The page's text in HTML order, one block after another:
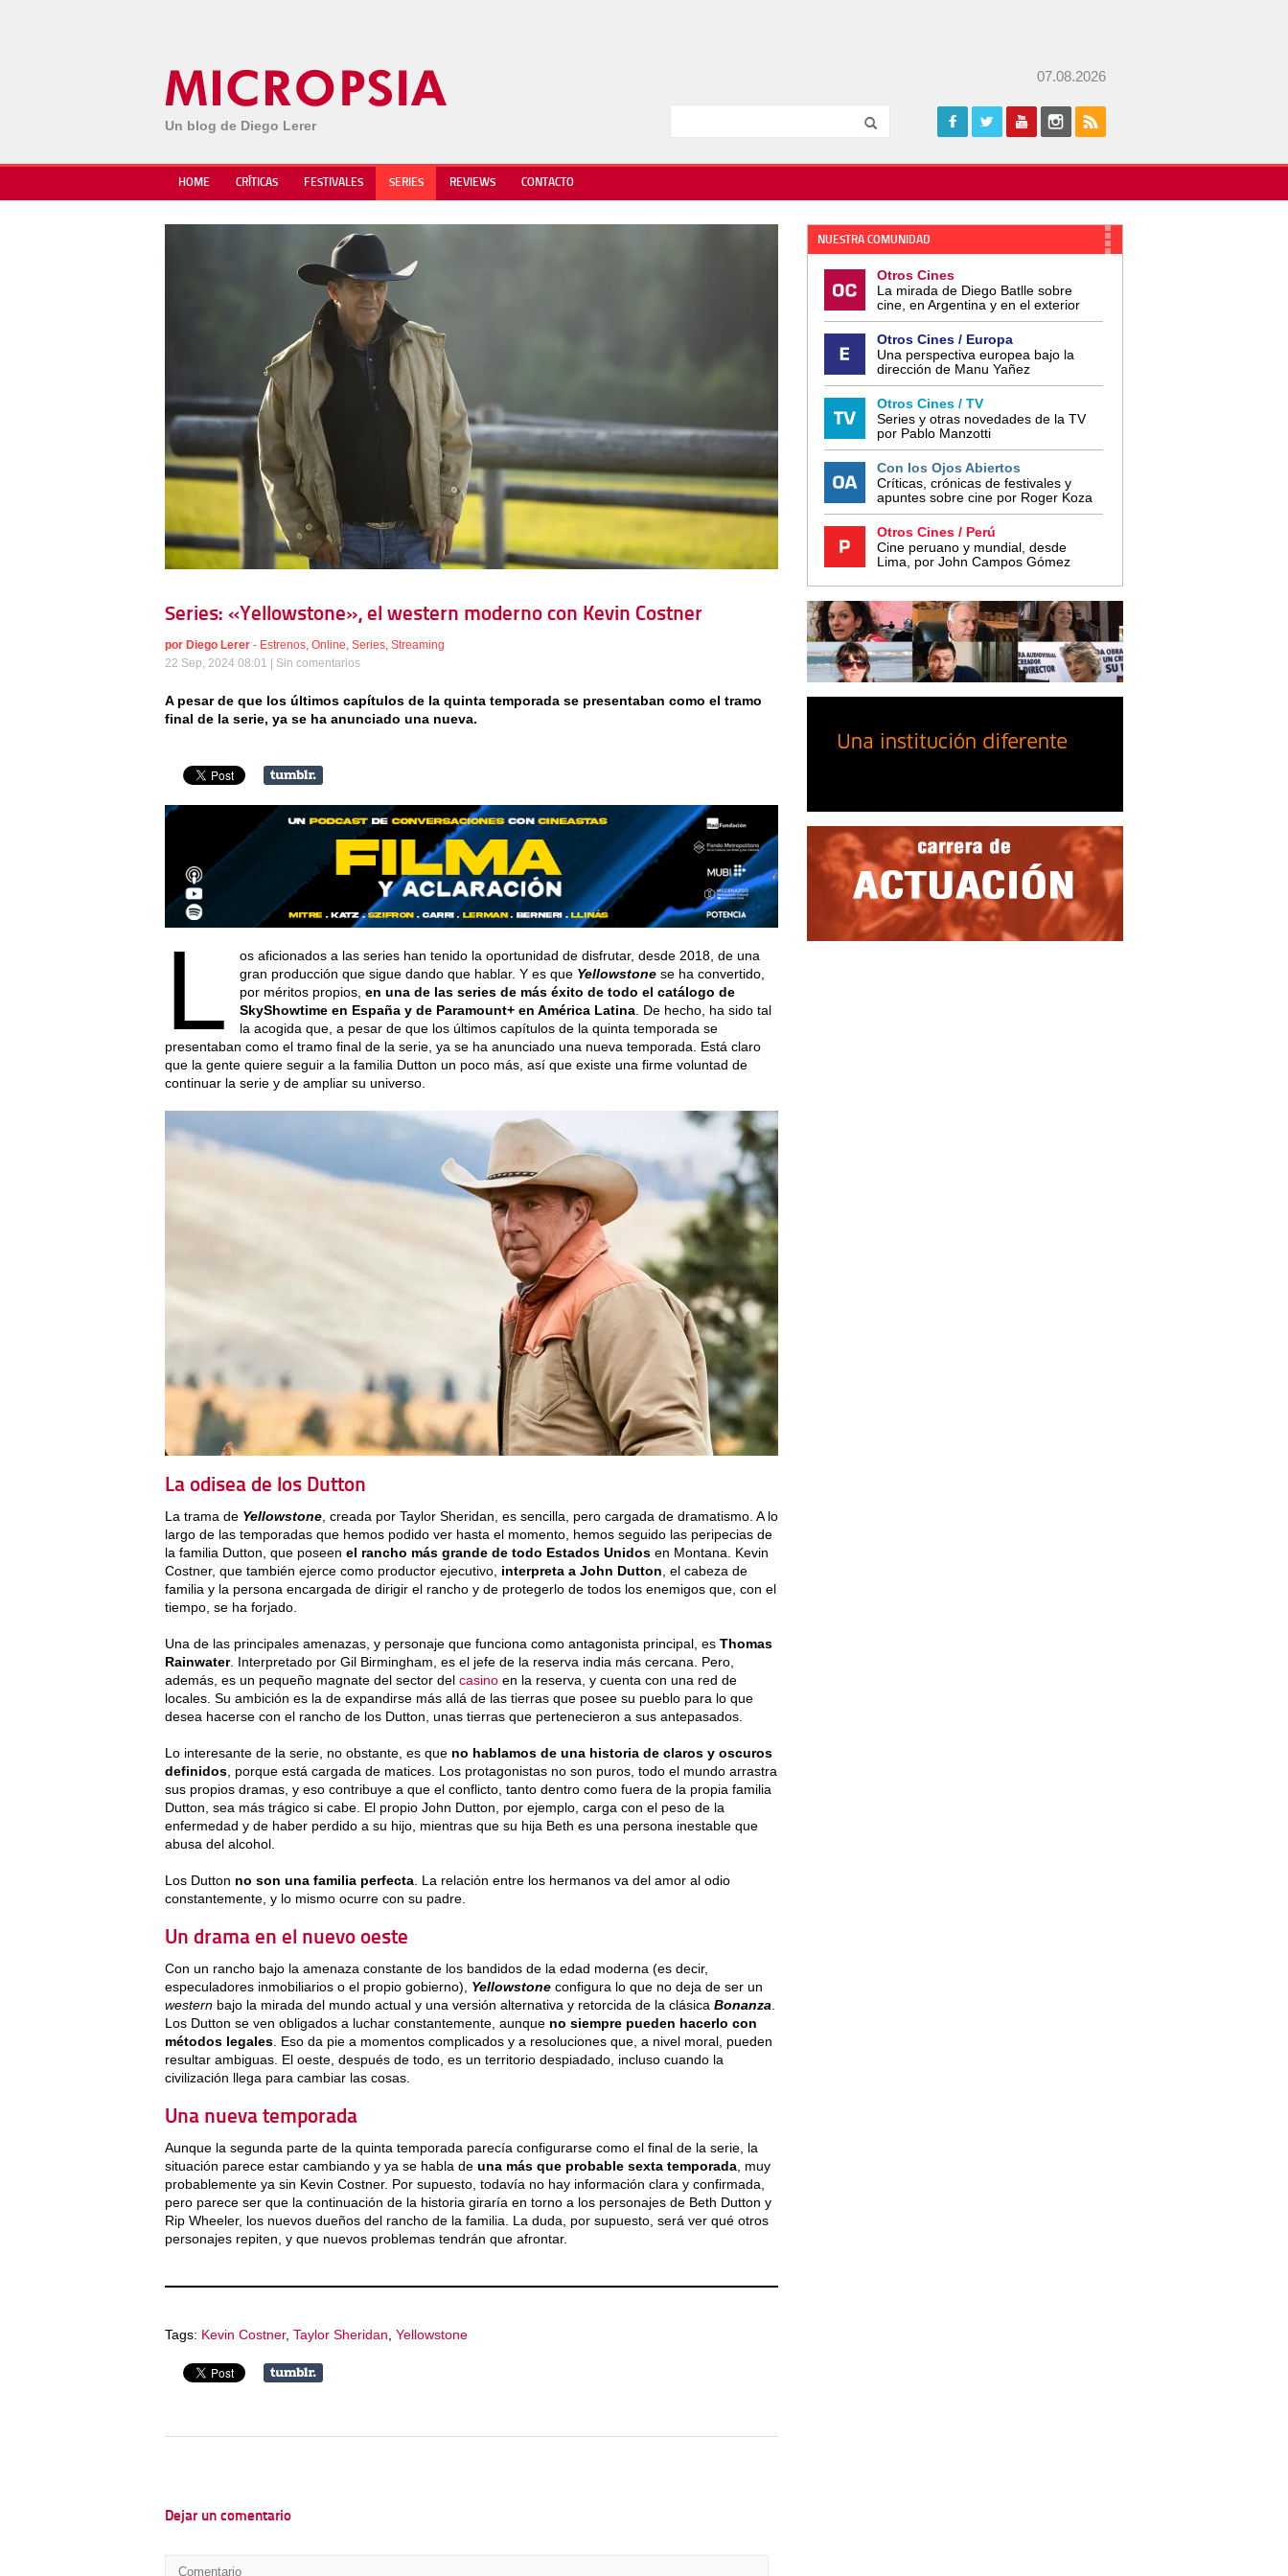
Un blog de Diego Lerer
07.08.2026
HOME CRÍTICAS FESTIVALES SERIES REVIEWS CONTACTO
Series: «Yellowstone», el western moderno con Kevin Costner
por Diego Lerer - Estrenos, Online, Series, Streaming
22 Sep, 2024 08:01 | Sin comentarios
A pesar de que los últimos capítulos de la quinta temporada se presentaban como el tramo
final de la serie, ya se ha anunciado una nueva.
L
os aficionados a las series han tenido la oportunidad de disfrutar, desde 2018, de una
gran producción que sigue dando que hablar. Y es que Yellowstonese ha convertido,
por méritos propios, en una de las series de más éxito de todo el catálogo de
SkyShowtime en España y de Paramount+ en América Latina. De hecho, ha sido tal
la acogida que, a pesar de que los últimos capítulos de la quinta temporada se
presentaban como el tramo final de la serie, ya se ha anunciado una nueva temporada. Está claro
que la gente quiere seguir a la familia Dutton un poco más, así que existe una firme voluntad de
continuar la serie y de ampliar su universo.
La odisea de los Dutton
La trama de Yellowstone , creada por Taylor Sheridan, es sencilla, pero cargada de dramatismo. A lo
largo de las temporadas que hemos podido ver hasta el momento, hemos seguido las peripecias de
la familia Dutton, que poseen el rancho más grande de todo Estados Unidos en Montana. Kevin
Costner, que también ejerce como productor ejecutivo, interpreta a John Dutton , el cabeza de
familia y la persona encargada de dirigir el rancho y de protegerlo de todos los enemigos que, con el
tiempo, se ha forjado.
Una de las principales amenazas, y personaje que funciona como antagonista principal, es Thomas
Rainwater. Interpretado por Gil Birmingham, es el jefe de la reserva india más cercana. Pero,
además, es un pequeño magnate del sector del casino en la reserva, y cuenta con una red de
locales. Su ambición es la de expandirse más allá de las tierras que posee su pueblo para lo que
desea hacerse con el rancho de los Dutton, unas tierras que pertenecieron a sus antepasados.
Lo interesante de la serie, no obstante, es que no hablamos de una historia de claros y oscuros
definidos , porque está cargada de matices. Los protagonistas no son puros, todo el mundo arrastra
sus propios dramas, y eso contribuye a que el conflicto, tanto dentro como fuera de la propia familia
Dutton, sea más trágico si cabe. El propio John Dutton, por ejemplo, carga con el peso de la
enfermedad y de haber perdido a su hijo, mientras que su hija Beth es una persona inestable que
abusa del alcohol.
Los Dutton no son una familia perfecta . La relación entre los hermanos va del amor al odio
constantemente, y lo mismo ocurre con su padre.
Un drama en el nuevo oeste
Con un rancho bajo la amenaza constante de los bandidos de la edad moderna (es decir,
especuladores inmobiliarios o el propio gobierno), Yellowstone configura lo que no deja de ser un
western bajo la mirada del mundo actual y una versión alternativa y retorcida de la clásica Bonanza
Los Dutton se ven obligados a luchar constantemente, aunque no siempre pueden hacerlo con
métodos legales . Eso da pie a momentos complicados y a resoluciones que, a nivel moral, pueden
resultar ambiguas. El oeste, después de todo, es un territorio despiadado, incluso cuando la
civilización llega para cambiar las cosas.
Una nueva temporada
Aunque la segunda parte de la quinta temporada parecía configurarse como el final de la serie, la
situación parece estar cambiando y ya se habla de una más que probable sexta temporada , muy
probablemente ya sin Kevin Costner. Por supuesto, todavía no hay información clara y confirmada,
pero parece ser que la continuación de la historia giraría en torno a los personajes de Beth Dutton y
Rip Wheeler, los nuevos dueños del rancho de la familia. La duda, por supuesto, será ver qué otros
personajes repiten, y que nuevos problemas tendrán que afrontar.
Tags: Kevin Costner, Taylor Sheridan Yellowstone
Dejar un comentario
NUESTRA COMUNIDAD
Otros Cines
La mirada de Diego Batlle sobre
cine, en Argentina y en el exterior
Otros Cines / Europa
Una perspectiva europea bajo la
dirección de Manu Yañez
Otros Cines / TV
Series y otras novedades de la TV
por Pablo Manzotti
Con los Ojos Abiertos
Críticas, crónicas de festivales y
apuntes sobre cine por Roger Koza
Otros Cines / Perú
Cine peruano y mundial, desde
Lima, por John Campos Gómez